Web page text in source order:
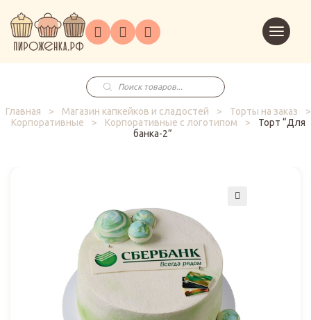
ГлавнаяКаталог
на
заказ
Праздники
Корпоративным
клиентам
в
корзину
Поиск
товаров
Главная
> Магазин капкейков и сладостей > Торты на заказ
>
Корпоративные
> Корпоративные с логотипом >
Торт “Для
банка-2”